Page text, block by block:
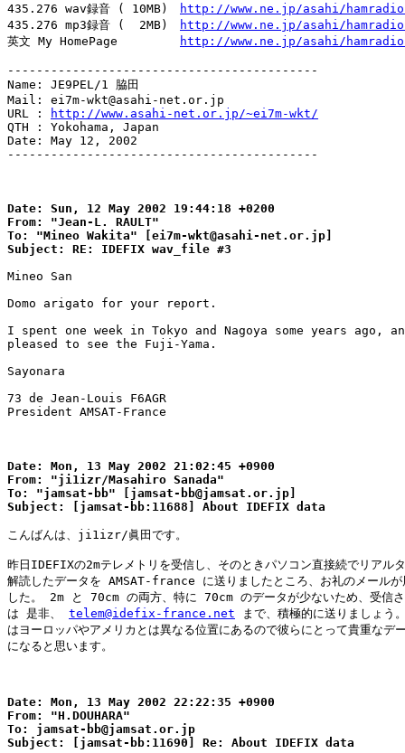
435.276 wav録音 ( 10MB)
http://www.ne.jp/asahi/
435.276 mp3録音 (  2MB)
http://www.ne.jp/asahi/
英文 My HomePage
http://www.ne.jp/asahi/
-------------------------------------------
Name: JE9PEL/1 脇田
Mail: ei7m-wkt@asahi-net.or.jp
URL :
http://www.asahi-net.or.jp/~ei7m-wkt/
QTH : Yokohama, Japan
Date: May 12, 2002
-------------------------------------------
Date: Sun, 12 May 2002 19:44:18 +0200
From: "Jean-L. RAULT"
To: "Mineo Wakita" [ei7m-wkt@asahi-net.or.jp]
Mineo San
Domo arigato for your report.
I spent one week in Tokyo and Nagoya some years ago,
pleased to see the Fuji-Yama.
Sayonara
73 de Jean-Louis F6AGR
President AMSAT-France
Date: Mon, 13 May 2002 21:02:45 +0900
From: "ji1izr/Masahiro Sanada"
To: "jamsat-bb" [jamsat-bb@jamsat.or.jp]
こんばんは、ji1izr/眞田です。
昨日IDEFIXの2mテレメトリを受信し、そのときパソコン直接続でリアル
解読したデータを AMSAT-france に送りましたところ、お礼のメールが
した。 2m と 70cm の両方、特に 70cm のデータが少ないため、受信
は 是非、 telem@idefix-france.net まで、積極的に送りましょう
はヨーロッパやアメリカとは異なる位置にあるので彼らにとって貴重なデ
になると思います。
Date: Mon, 13 May 2002 22:22:35 +0900
From: "H.DOUHARA"
To: jamsat-bb@jamsat.or.jp